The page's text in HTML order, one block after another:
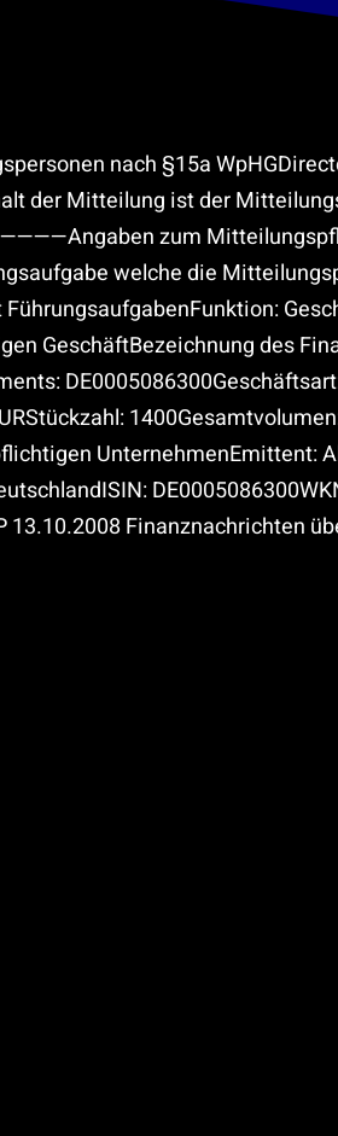
nach §15a
der Mitteilung ist der
zum
welche die
GeschäftBezeichnung des
UnternehmenEmittent:
13.10.2008 Finanznachrichten